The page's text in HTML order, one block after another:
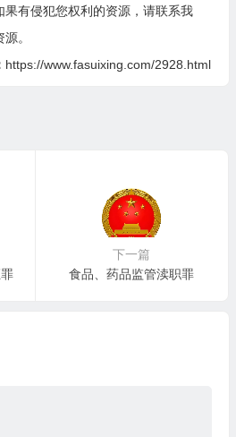
有侵犯您权利的资源，请联系我
。
https://www.fasuixing.com/2928.html
下一篇
食品、药品监管渎职罪